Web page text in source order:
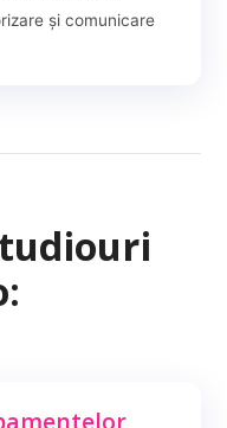
și comunicare